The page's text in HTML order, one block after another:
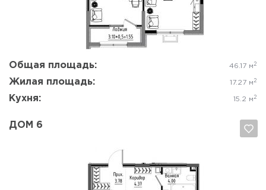
Общая площадь: 46.17 м 2
Жилая площадь: 17.27 м 2
Кухня: 15.2 м 2
ДОМ 6